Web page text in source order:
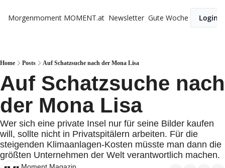
Morgenmoment MOMENT.at Newsletter Gute Woche Login
Home Posts Auf Schatzsuche nach der Mona Lisa
Auf Schatzsuche nach
der Mona Lisa
Wer sich eine private Insel nur für seine Bilder kaufen
will, sollte nicht in Privatspitälern arbeiten. Für die
steigenden Klimaanlagen-Kosten müsste man dann die
größten Unternehmen der Welt verantwortlich machen.